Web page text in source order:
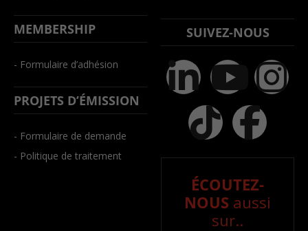
MEMBERSHIP
- Formulaire d’adhésion
PROJETS D’ÉMISSION
- Formulaire de demande
- Politique de traitement
SUIVEZ-NOUS
ÉCOUTEZ-
NOUS aussi
sur..